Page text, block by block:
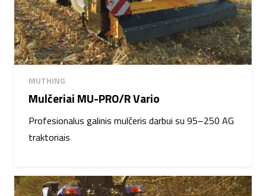
MUTHING
Mulčeriai MU-PRO/R Vario
Profesionalus galinis mulčeris darbui su 95–250 AG
traktoriais